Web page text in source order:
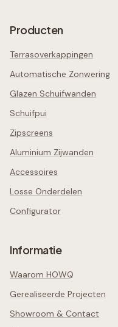
Producten
Terrasoverkappingen
Automatische Zonwering
Glazen Schuifwanden
Schuifpui
Zipscreens
Aluminium Zijwanden
Accessoires
Losse Onderdelen
Configurator
Informatie
Waarom HOWQ
Gerealiseerde Projecten
Showroom & Contact